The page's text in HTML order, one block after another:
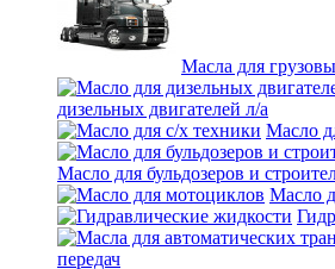
Масла для
дизельных двигателей л/а
Масло
Масло для бульдозеров и
Масло